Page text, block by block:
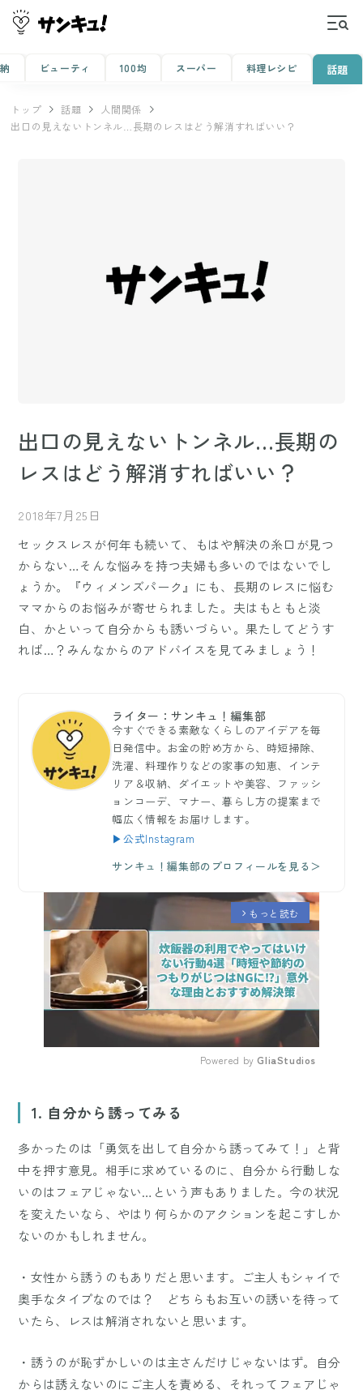
ビューティ 100均 スーパー 料理レシピ 話題
トップ 話題
人間関係
出口の見えないトンネル…長期のレスはどう解消すればいい？
出口の見えないトンネル…長期の
レスはどう解消すればいい？
2018年7月25日
セックスレスが何年も続いて、もはや解決の糸口が見つ
からない…そんな悩みを持つ夫婦も多いのではないでし
ょうか。『ウィメンズパーク』にも、長期のレスに悩む
ママからのお悩みが寄せられました。夫はもともと淡
白、かといって自分からも誘いづらい。果たしてどうす
れば…？みんなからのアドバイスを見てみましょう！
ライター：サンキュ！編集部
今すぐできる素敵なくらしのアイデアを毎
日発信中。お金の貯め方から、時短掃除、
洗濯、料理作りなどの家事の知恵、インテ
リア＆収納、ダイエットや美容、ファッシ
ョンコーデ、マナー、暮らし方の提案まで
幅広く情報をお届けします。
▶公式Instagram
サンキュ！編集部のプロフィールを見る＞
arrow_forward_ios もっと読む
Powered by GliaStudios
1. 自分から誘ってみる
多かったのは「勇気を出して自分から誘ってみて！」と背
中を押す意見。相手に求めているのに、自分から行動しな
いのはフェアじゃない…という声もありました。今の状況
を変えたいなら、やはり何らかのアクションを起こすしか
ないのかもしれません。
・女性から誘うのもありだと思います。ご主人もシャイで
奥手なタイプなのでは？ どちらもお互いの誘いを待って
いたら、レスは解消されないと思います。
・誘うのが恥ずかしいのは主さんだけじゃないはず。自分
からは誘えないのにご主人を責める、それってフェアじゃ